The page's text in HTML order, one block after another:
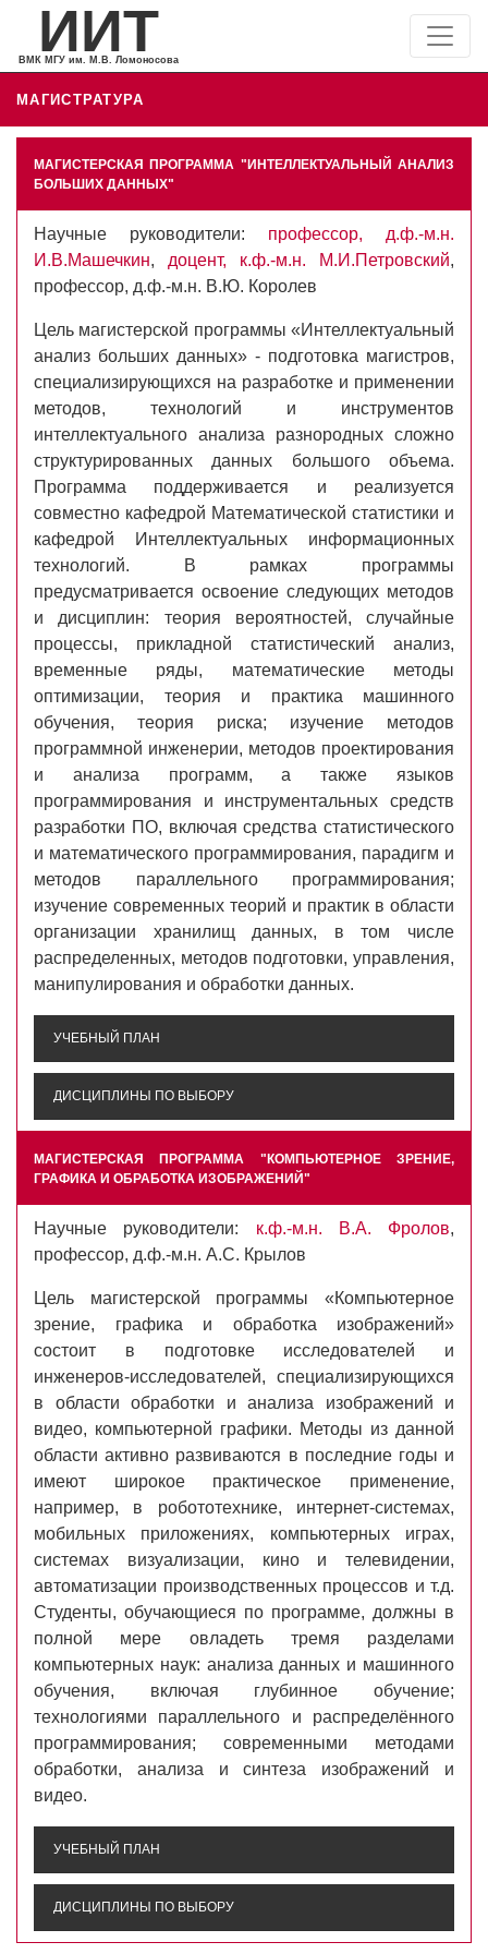
МАГИСТРАТУРА
МАГИСТЕРСКАЯ ПРОГРАММА "ИНТЕЛЛЕКТУАЛЬНЫЙ АНАЛИЗ
БОЛЬШИХ ДАННЫХ"
Научные руководители: профессор, д.ф.-м.н.
И.В.Машечкин, доцент, к.ф.-м.н. М.И.Петровский,
профессор, д.ф.-м.н. В.Ю. Королев
Цель магистерской программы «Интеллектуальный
анализ больших данных» - подготовка магистров,
специализирующихся на разработке и применении
методов, технологий и инструментов
интеллектуального анализа разнородных сложно
структурированных данных большого объема.
Программа поддерживается и реализуется
совместно кафедрой Математической статистики и
кафедрой Интеллектуальных информационных
технологий. В рамках программы
предусматривается освоение следующих методов
и дисциплин: теория вероятностей, случайные
процессы, прикладной статистический анализ,
временные ряды, математические методы
оптимизации, теория и практика машинного
обучения, теория риска; изучение методов
программной инженерии, методов проектирования
и анализа программ, а также языков
программирования и инструментальных средств
разработки ПО, включая средства статистического
и математического программирования, парадигм и
методов параллельного программирования;
изучение современных теорий и практик в области
организации хранилищ данных, в том числе
распределенных, методов подготовки, управления,
манипулирования и обработки данных.
УЧЕБНЫЙ ПЛАН
ДИСЦИПЛИНЫ ПО ВЫБОРУ
МАГИСТЕРСКАЯ ПРОГРАММА "КОМПЬЮТЕРНОЕ ЗРЕНИЕ,
ГРАФИКА И ОБРАБОТКА ИЗОБРАЖЕНИЙ"
Научные руководители: к.ф.-м.н. В.А. Фролов,
профессор, д.ф.-м.н. А.С. Крылов
Цель магистерской программы «Компьютерное
зрение, графика и обработка изображений»
состоит в подготовке исследователей и
инженеров-исследователей, специализирующихся
в области обработки и анализа изображений и
видео, компьютерной графики. Методы из данной
области активно развиваются в последние годы и
имеют широкое практическое применение,
например, в робототехнике, интернет-системах,
мобильных приложениях, компьютерных играх,
системах визуализации, кино и телевидении,
автоматизации производственных процессов и т.д.
Студенты, обучающиеся по программе, должны в
полной мере овладеть тремя разделами
компьютерных наук: анализа данных и машинного
обучения, включая глубинное обучение;
технологиями параллельного и распределённого
программирования; современными методами
обработки, анализа и синтеза изображений и
видео.
УЧЕБНЫЙ ПЛАН
ДИСЦИПЛИНЫ ПО ВЫБОРУ